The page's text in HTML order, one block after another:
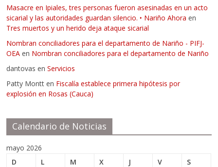
Masacre en Ipiales, tres personas fueron asesinadas en un acto
sicarial y las autoridades guardan silencio. ‣ Nariño Ahora en
Tres muertos y un herido deja ataque sicarial
Nombran conciliadores para el departamento de Nariño - PIFJ-
OEA en Nombran conciliadores para el departamento de Nariño
dantovas enServicios
Patty Montt en Fiscalía establece primera hipótesis por
explosión en Rosas (Cauca)
Calendario de Noticias
mayo 2026
D
L M X J V
S